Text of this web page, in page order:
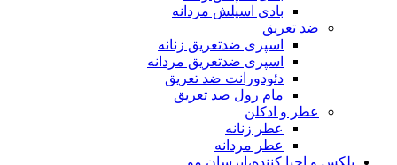
بادی اسپلش مردانه
ضد تعریق
اسپری ضدتعریق زنانه
اسپری ضدتعریق مردانه
دئودورانت ضد تعریق
مام رول ضد تعریق
عطر و ادکلن
عطر زنانه
عطر مردانه
پلکس و احیا کننده،ابرسان مو